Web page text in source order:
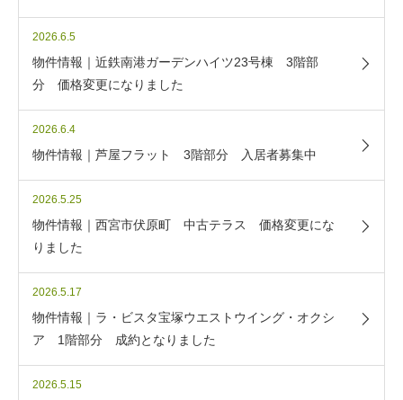
2026.6.5
物件情報｜近鉄南港ガーデンハイツ23号棟 3階部
分 価格変更になりました
2026.6.4
物件情報｜芦屋フラット 3階部分 入居者募集中
2026.5.25
物件情報｜西宮市伏原町 中古テラス 価格変更にな
りました
2026.5.17
物件情報｜ラ・ビスタ宝塚ウエストウイング・オクシ
ア 1階部分 成約となりました
2026.5.15